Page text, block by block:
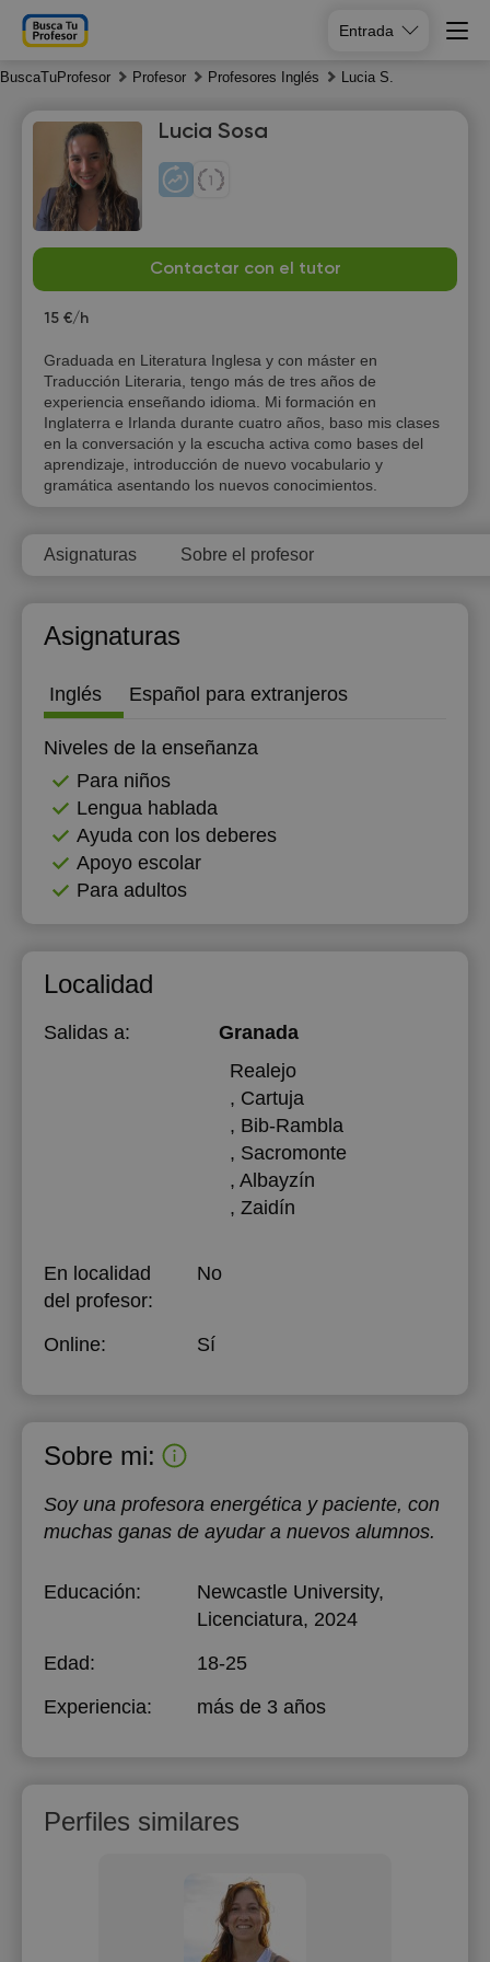
Entrada
BuscaTuProfesor Profesor Profesores Inglés Lucia S.
Lucia Sosa
Contactar con el tutor
15 €/h
Graduada en Literatura Inglesa y con máster en
Traducción Literaria, tengo más de tres años de
experiencia enseñando idioma. Mi formación en
Inglaterra e Irlanda durante cuatro años, baso mis clases
en la conversación y la escucha activa como bases del
aprendizaje, introducción de nuevo vocabulario y
gramática asentando los nuevos conocimientos.
Asignaturas Sobre el profesor
Asignaturas
Inglés Español para extranjeros
Niveles de la enseñanza
Para niños
Lengua hablada
Ayuda con los deberes
Apoyo escolar
Para adultos
Localidad
Salidas a:
Granada
Realejo
, Cartuja
, Bib-Rambla
, Sacromonte
, Albayzín
, Zaidín
En localidad
del profesor:
No
Online: Sí
Sobre mi:
Soy una profesora energética y paciente, con
muchas ganas de ayudar a nuevos alumnos.
Educación: Newcastle University,
Licenciatura, 2024
Edad:
18-25
Experiencia:
más de 3 años
Perfiles similares
8
Su
9
Mo
10
11
10:00
10:30
11:00
11:30
12:30
13:30
14:00
15:30
16:00
16:30